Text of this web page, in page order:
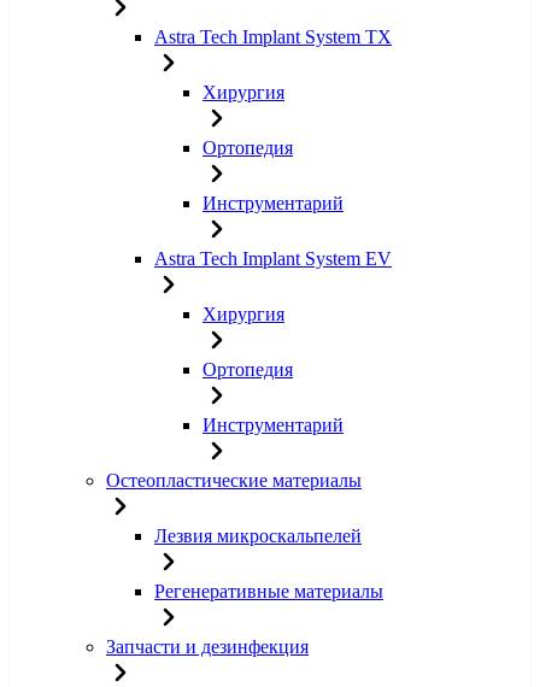
Astra Tech Implant System TX
Хирургия
Ортопедия
Инструментарий
Astra Tech Implant System EV
Хирургия
Ортопедия
Инструментарий
Остеопластические материалы
Лезвия микроскальпелей
Регенеративные материалы
Запчасти и дезинфекция